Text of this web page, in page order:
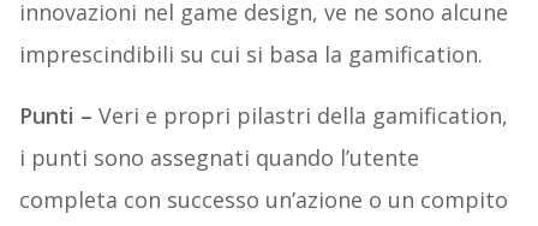
innovazioni nel game design, ve ne sono alcune
imprescindibili su cui si basa la gamification.
Punti – Veri e propri pilastri della gamification,
i punti sono assegnati quando l’utente
completa con successo un’azione o un compito